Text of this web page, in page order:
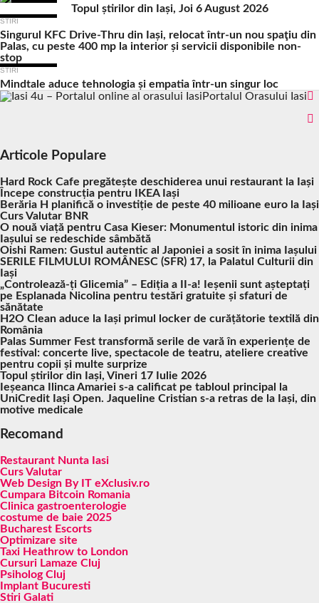
Topul știrilor din Iași, Joi 6 August 2026
STIRI
Singurul KFC Drive-Thru din Iași, relocat într-un nou spaţiu din
Palas, cu peste 400 mp la interior și servicii disponibile non-
stop
STIRI
Mindtale aduce tehnologia și empatia într-un singur loc
Portalul Orasului Iasi
Articole Populare
Hard Rock Cafe pregătește deschiderea unui restaurant la Iași
Începe construcția pentru IKEA Iași
Berăria H planifică o investiție de peste 40 milioane euro la Iași
Curs Valutar BNR
O nouă viață pentru Casa Kieser: Monumentul istoric din inima
Iașului se redeschide sâmbătă
Oishi Ramen: Gustul autentic al Japoniei a sosit în inima Iașului
SERILE FILMULUI ROMÂNESC (SFR) 17, la Palatul Culturii din
Iași
„Controlează-ți Glicemia” – Ediția a II-a! Ieșenii sunt așteptați
pe Esplanada Nicolina pentru testări gratuite și sfaturi de
sănătate
H2O Clean aduce la Iași primul locker de curățătorie textilă din
România
Palas Summer Fest transformă serile de vară în experiențe de
festival: concerte live, spectacole de teatru, ateliere creative
pentru copii și multe surprize
Topul știrilor din Iași, Vineri 17 Iulie 2026
Ieșeanca Ilinca Amariei s-a calificat pe tabloul principal la
UniCredit Iași Open. Jaqueline Cristian s-a retras de la Iași, din
motive medicale
Recomand
Restaurant Nunta Iasi
Curs Valutar
Web Design By IT eXclusiv.ro
Cumpara Bitcoin Romania
Clinica gastroenterologie
costume de baie 2025
Bucharest Escorts
Optimizare site
Taxi Heathrow to London
Cursuri Lamaze Cluj
Psiholog Cluj
Implant Bucuresti
Stiri Galati